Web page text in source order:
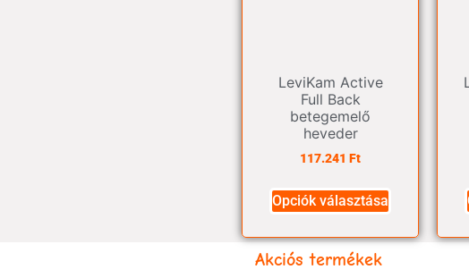
LeviKam Active
Full Back
betegemelő
heveder
117.241Ft
Opciók választása
Akciós termékek